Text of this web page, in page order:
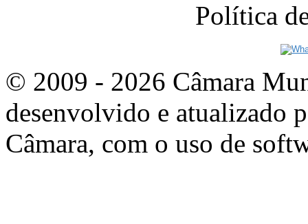
Política
© 2009 - 2026 Câmara
desenvolvido e atualizado
Câmara, com o uso de